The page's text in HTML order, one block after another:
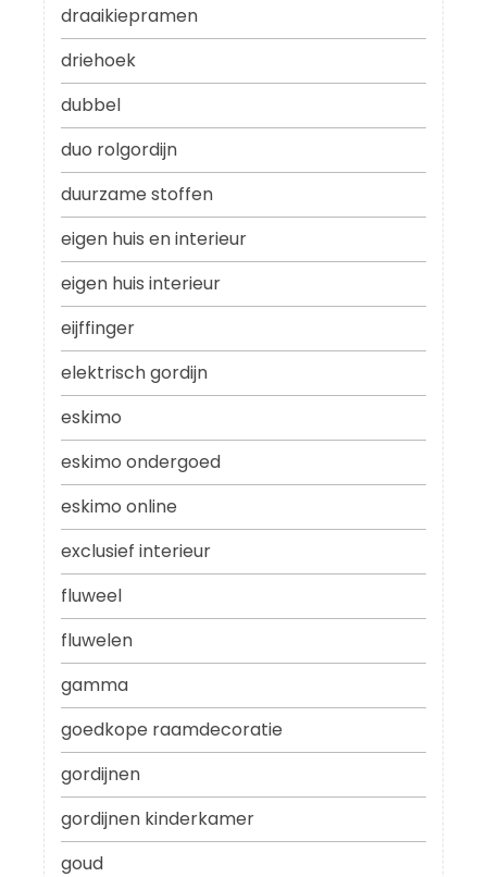
draaikiepramen
driehoek
dubbel
duo rolgordijn
duurzame stoffen
eigen huis en interieur
eigen huis interieur
eijffinger
elektrisch gordijn
eskimo
eskimo ondergoed
eskimo online
exclusief interieur
fluweel
fluwelen
gamma
goedkope raamdecoratie
gordijnen
gordijnen kinderkamer
goud